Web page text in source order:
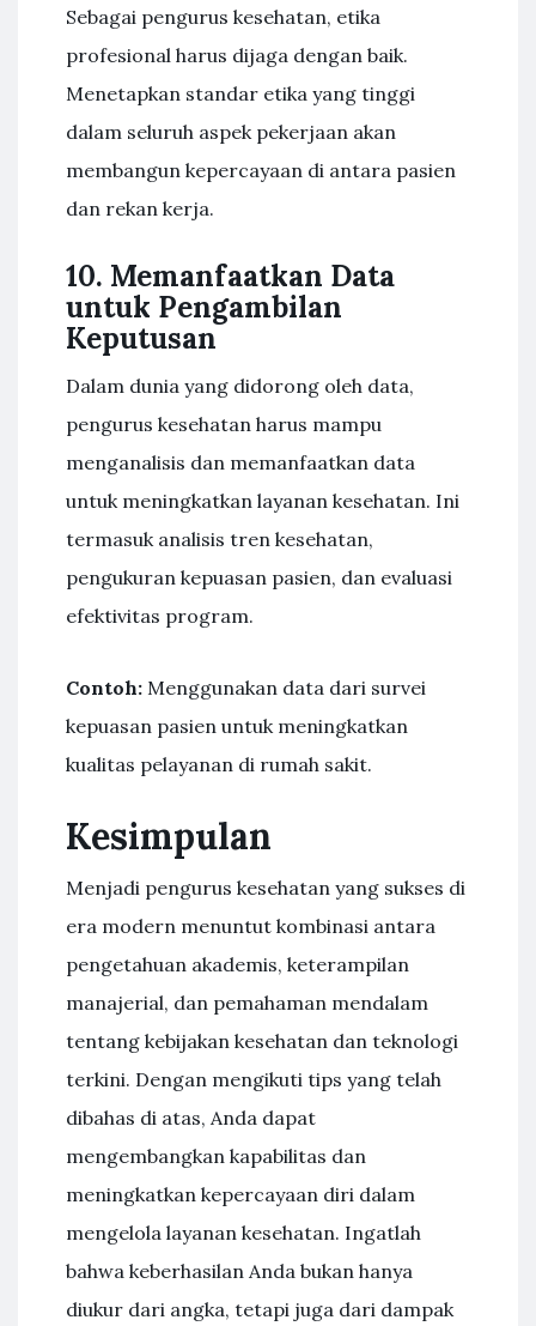
Sebagai pengurus kesehatan, etika
profesional harus dijaga dengan baik.
Menetapkan standar etika yang tinggi
dalam seluruh aspek pekerjaan akan
membangun kepercayaan di antara pasien
dan rekan kerja.
10. Memanfaatkan Data
untuk Pengambilan
Keputusan
Dalam dunia yang didorong oleh data,
pengurus kesehatan harus mampu
menganalisis dan memanfaatkan data
untuk meningkatkan layanan kesehatan. Ini
termasuk analisis tren kesehatan,
pengukuran kepuasan pasien, dan evaluasi
efektivitas program.
Contoh: Menggunakan data dari survei
kepuasan pasien untuk meningkatkan
kualitas pelayanan di rumah sakit.
Kesimpulan
Menjadi pengurus kesehatan yang sukses di
era modern menuntut kombinasi antara
pengetahuan akademis, keterampilan
manajerial, dan pemahaman mendalam
tentang kebijakan kesehatan dan teknologi
terkini. Dengan mengikuti tips yang telah
dibahas di atas, Anda dapat
mengembangkan kapabilitas dan
meningkatkan kepercayaan diri dalam
mengelola layanan kesehatan. Ingatlah
bahwa keberhasilan Anda bukan hanya
diukur dari angka, tetapi juga dari dampak